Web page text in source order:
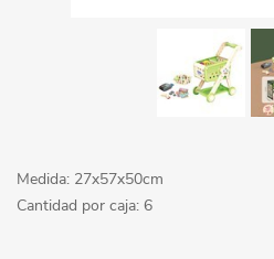
Medida: 27x57x50cm
Cantidad por caja: 6